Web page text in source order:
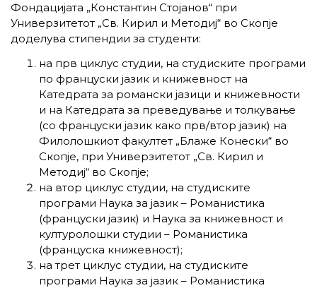
Фондацијата „Константин Стојанов“ при
Универзитетот „Св. Кирил и Методиј“ во Скопје
доделува стипендии за студенти:
на прв циклус студии, на студиските програми
по француски јазик и книжевност на
Катедрата за романски јазици и книжевности
и на Катедрата за преведување и толкување
(со француски јазик како прв/втор јазик) на
Филолошкиот факултет „Блаже Конески“ во
Скопје, при Универзитетот „Св. Кирил и
Методиј“ во Скопје;
на втор циклус студии, на студиските
програми Наука за јазик – Романистика
(француски јазик) и Наука за книжевност и
културолошки студии – Романистика
(француска книжевност);
на трет циклус студии, на студиските
програми Наука за јазик – Романистика